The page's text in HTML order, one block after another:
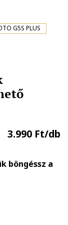
G5S PLUS
3.990 Ft/db
böngéssz a